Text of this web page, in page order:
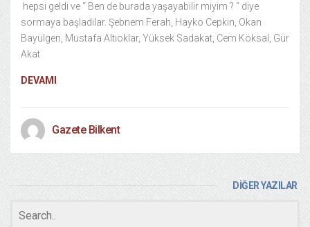
hepsi geldi ve “ Ben de burada yaşayabilir miyim ? “ diye
sormaya başladılar. Şebnem Ferah, Hayko Cepkin, Okan
Bayülgen, Mustafa Altıoklar, Yüksek Sadakat, Cem Köksal, Gür
Akat
DEVAMI
Gazete Bilkent
DİĞER YAZILAR